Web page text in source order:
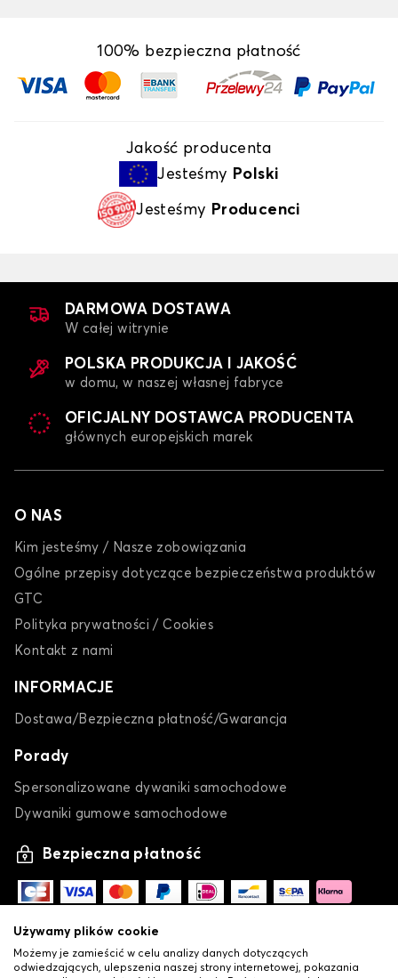
100% bezpieczna płatność
Jakość producenta
Jesteśmy Polski
Jesteśmy Producenci
DARMOWA DOSTAWA
W całej witrynie
POLSKA PRODUKCJA I JAKOŚĆ
w domu, w naszej własnej fabryce
OFICJALNY DOSTAWCA PRODUCENTA
głównych europejskich marek
O NAS
Kim jesteśmy / Nasze zobowiązania
Ogólne przepisy dotyczące bezpieczeństwa produktów
GTC
Polityka prywatności / Cookies
Kontakt z nami
INFORMACJE
Dostawa/Bezpieczna płatność/Gwarancja
Porady
Spersonalizowane dywaniki samochodowe
Dywaniki gumowe samochodowe
Bezpieczna płatność
Używamy plików cookie
Możemy je zamieścić w celu analizy danych dotyczących
odwiedzających, ulepszenia naszej strony internetowej, pokazania